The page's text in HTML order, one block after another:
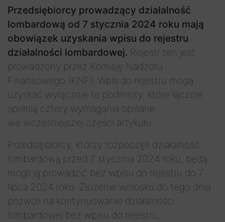
Przedsiębiorcy prowadzący działalność
lombardową od 7 stycznia 2024 roku mają
obowiązek uzyskania wpisu do rejestru
działalności lombardowej. Rejestr ten jest
prowadzony przez Komisję Nadzoru
Finansowego (KNF). Wpis do rejestru mogą
uzyskać wyłącznie te podmioty, które łącznie
spełnią cztery wymagania opisane
we wcześniejszej części artykułu.
Przedsiębiorcy, którzy rozpoczęli działalność
lombardową przed 7 stycznia 2024 roku, będą
mogli ją prowadzić bez wpisu do rejestru do 7
lipca 2024 roku. Złożenie wniosku do tego dnia
pozwoli na kontynuowanie działalności
lombardowej bez wpisu do rejestru,